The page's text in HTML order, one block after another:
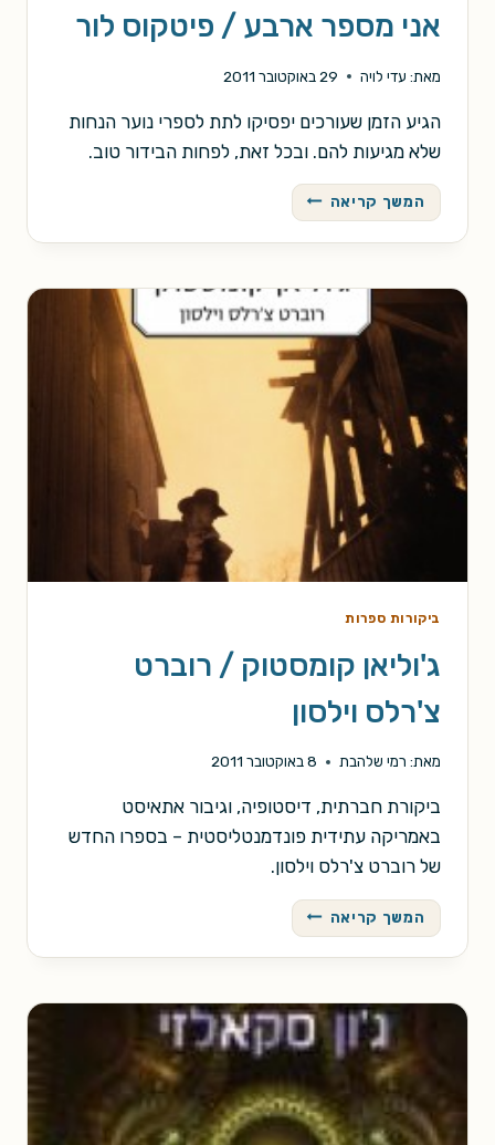
אני מספר ארבע / פיטקוס לור
מאת: עדי לויה 29 באוקטובר 2011
הגיע הזמן שעורכים יפסיקו לתת לספרי נוער הנחות
שלא מגיעות להם. ובכל זאת, לפחות הבידור טוב.
המשך קריאה אני
מספר
ארבע
פיטקוס
לור
ביקורות ספרות
ג'וליאן קומסטוק / רוברט
צ'רלס וילסון
מאת: רמי שלהבת 8 באוקטובר 2011
ביקורת חברתית, דיסטופיה, וגיבור אתאיסט
באמריקה עתידית פונדמנטליסטית – בספרו החדש
של רוברט צ'רלס וילסון.
המשך קריאה ג'וליאן
קומסטוק
/
צ'רלס
וילסון